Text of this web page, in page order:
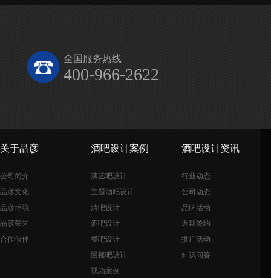
全国服务热线
400-966-2622
关于品彦
公司简介
品彦文化
品彦环境
品彦荣誉
合作伙伴
酒吧设计案例
演艺吧设计
主题酒吧设计
清吧设计
酒吧设计
餐吧设计
慢摇吧设计
视频案例
酒吧设计资讯
行业动态
公司动态
品牌活动
近期签约
推广活动
知识问答